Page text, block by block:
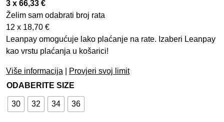
3 x 66,33 €
Želim sam odabrati broj rata
12 x 18,70 €
Leanpay omogućuje lako plaćanje na rate. Izaberi Leanpay
kao vrstu plaćanja u košarici!
Više informacija
Provjeri svoj limit
ODABERITE SIZE
30 32 34 36